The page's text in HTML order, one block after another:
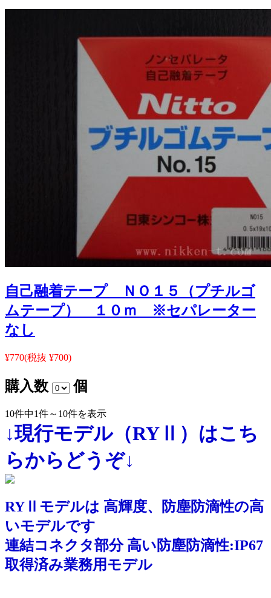
自己融着テープ ＮＯ１５（プチルゴ
ムテープ） １０ｍ ※セパレーター
なし
¥770(税抜 ¥700)
購入数 個
10件中1件～10件を表示
↓現行モデル（RYⅡ）はこち
らからどうぞ↓
RYⅡモデルは 高輝度、防塵防滴性の高
いモデルです
連結コネクタ部分 高い防塵防滴性:IP67
取得済み業務用モデル